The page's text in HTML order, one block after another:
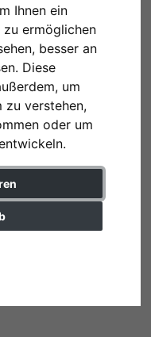
Ihnen ein
zu ermöglichen
besser an
Diese
um
zu verstehen,
oder um